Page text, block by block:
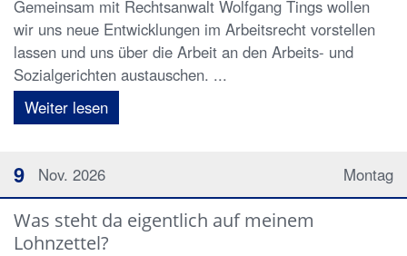
Gemeinsam mit Rechtsanwalt Wolfgang Tings wollen
wir uns neue Entwicklungen im Arbeitsrecht vorstellen
lassen und uns über die Arbeit an den Arbeits- und
Sozialgerichten austauschen. ...
Weiter lesen
Montag
9 Nov. 2026
Was steht da eigentlich auf meinem
Lohnzettel?